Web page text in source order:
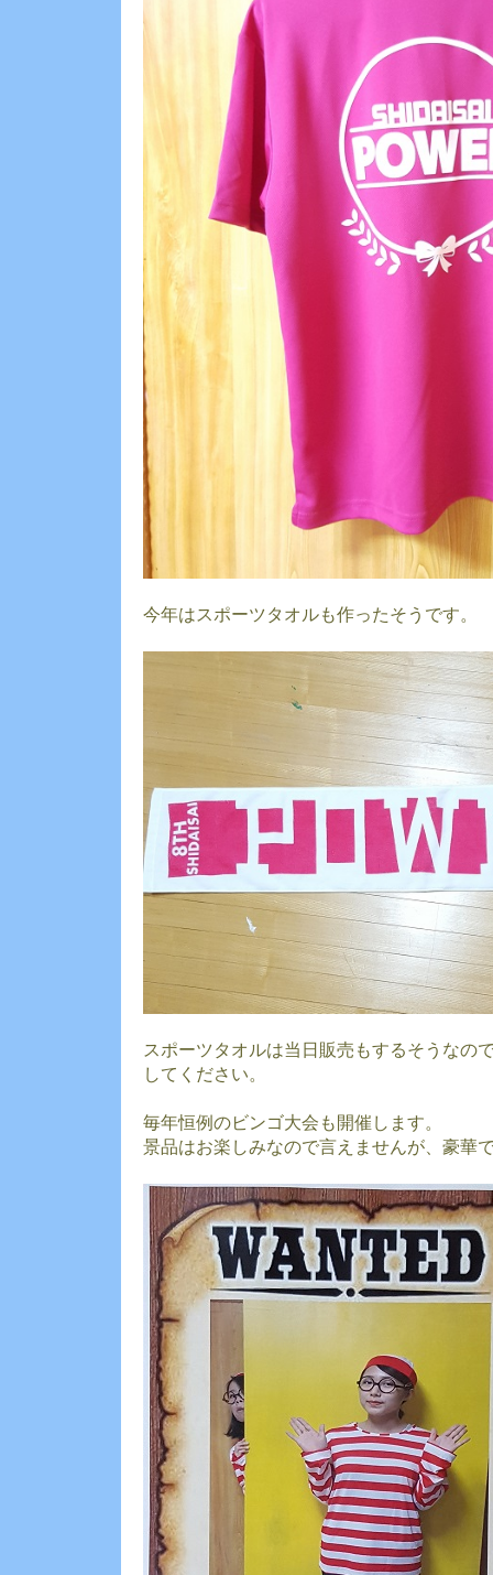
今年はスポーツタオルも作ったそうです。
スポーツタオルは当日販売もするそうなの
してください。
毎年恒例のビンゴ大会も開催します。
景品はお楽しみなので言えませんが、豪華